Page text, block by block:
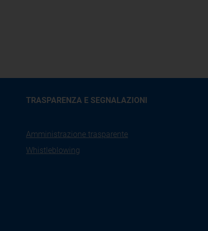
TRASPARENZA E SEGNALAZIONI
Amministrazione trasparente
Whistleblowing